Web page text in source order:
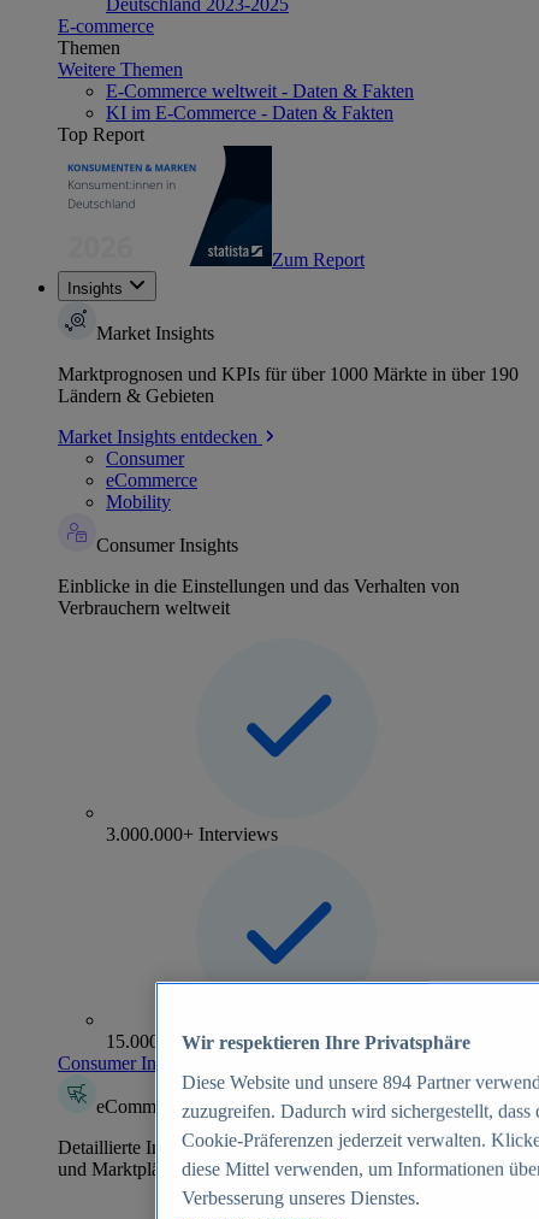
E-commerce
Themen
Weitere Themen
E-Commerce weltweit - Daten & Fakten
KI im E-Commerce - Daten & Fakten
Top Report
Zum Report
Insights
Market Insights
Marktprognosen und KPIs für über 1000 Märkte in über 190
Ländern & Gebieten
Market Insights entdecken
Consumer
eCommerce
Mobility
Consumer Insights
Einblicke in die Einstellungen und das Verhalten von
Verbrauchern weltweit
3.000.000+ Interviews
15.000+ Marken
Consumer Insights entdecken
eCommerce Insights
Detaillierte Informationen zu mehr als 39.000 Online-Shops
und Marktplätzen
Wir respektieren Ihre Privatsphäre
Diese Website und unsere 894 Partner
zuzugreifen. Dadurch wird sichergestellt,
Cookie-Präferenzen jederzeit verwalten.
diese Mittel verwenden, um Informationen
Verbesserung unseres Dienstes.